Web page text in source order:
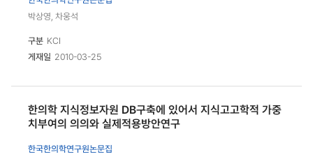
박상영, 차웅석
구분 KCI
게재일 2010-03-25
한의학 지식정보자원 DB구축에 있어서 지식고고학적 가중
치부여의 의의와 실제적용방안연구
한국한의학연구원논문집